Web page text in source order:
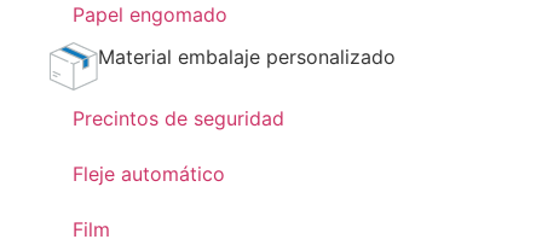
Papel engomado
Material embalaje personalizado
Precintos de seguridad
Fleje automático
Film